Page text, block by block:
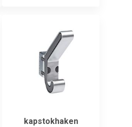
kapstokhaken